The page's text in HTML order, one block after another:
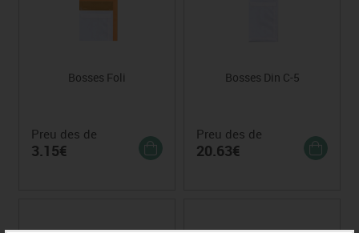
Bosses Foli
Preu des de
3.15€
Bosses Din C-5
Preu des de
20.63€